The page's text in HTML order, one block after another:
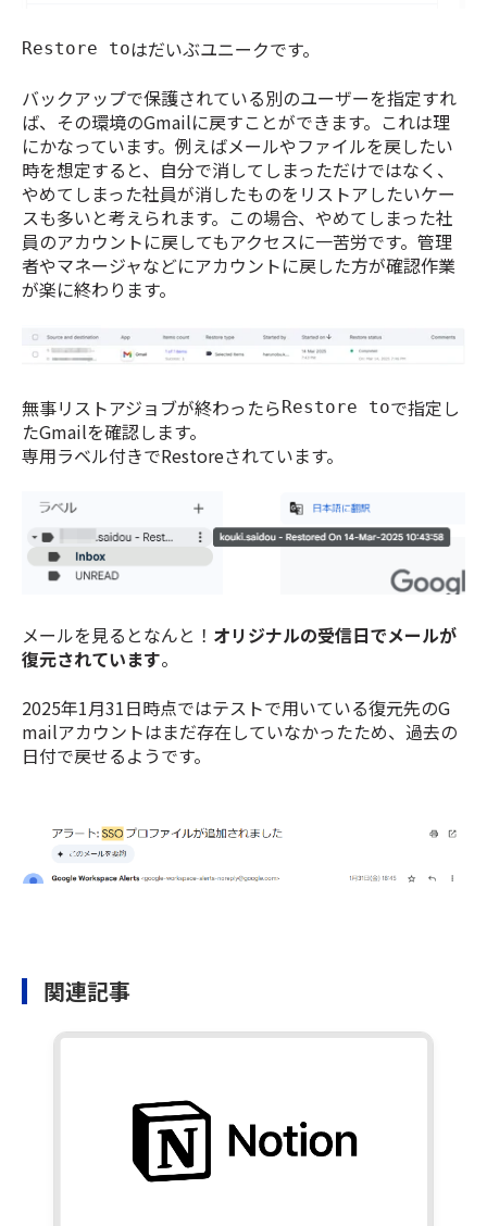
Restore toはだいぶユニークです。
バックアップで保護されている別のユーザーを指定すれ
ば、その環境のGmailに戻すことができます。これは理
にかなっています。例えばメールやファイルを戻したい
時を想定すると、自分で消してしまっただけではなく、
やめてしまった社員が消したものをリストアしたいケー
スも多いと考えられます。この場合、やめてしまった社
員のアカウントに戻してもアクセスに一苦労です。管理
者やマネージャなどにアカウントに戻した方が確認作業
が楽に終わります。
無事リストアジョブが終わったらRestore toで指定し
たGmailを確認します。
専用ラベル付きでRestoreされています。
メールを見るとなんと！ オリジナルの受信日でメールが
復元されています。
2025年1月31日時点ではテストで用いている復元先のG
mailアカウントはまだ存在していなかったため、過去の
日付で戻せるようです。
関連記事